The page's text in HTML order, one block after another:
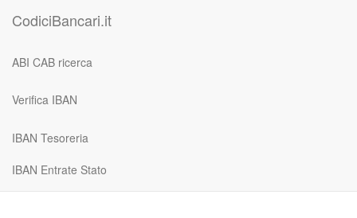
CodiciBancari.it
ABI CAB ricerca
Verifica IBAN
IBAN Tesoreria
IBAN Entrate Stato